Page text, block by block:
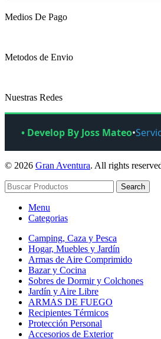
Medios De Pago
Metodos de Envio
Nuestras Redes
• Develop By Joss Mateo•
© 2026 Gran Aventura. All rights
Search
Menu
Categorias
Camping, Caza y Pesca
Hogar, Muebles y Jardín
Armas de Aire Comprimido
Bazar y Cocina
Sobres de Dormir y Colchones
Jardín y Aire Libre
ARMAS DE FUEGO
Recipientes Térmicos
Protección Personal
Accesorios de Exterior